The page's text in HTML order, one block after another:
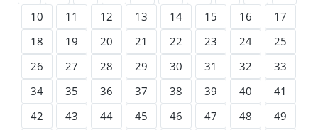
10
11 12 13 14 15 16
17
18
19 20 21 22 23 24
25
26
27 28 29 30 31 32
33
34
35 36 37 38 39 40
41
42
43 44 45 46 47 48
49